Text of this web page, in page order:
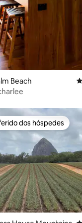
Beach
de 5, 228
melhores preferidos
dos hóspedes